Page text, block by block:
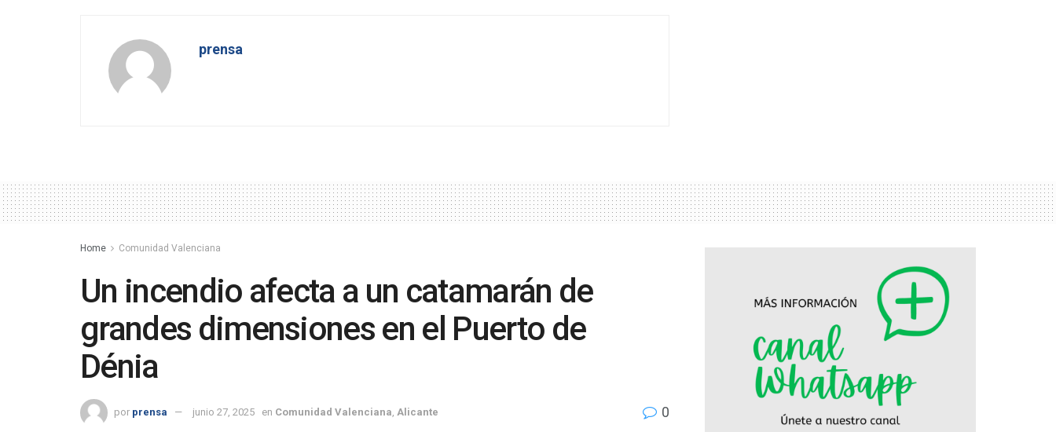
prensa
Home Comunidad Valenciana
Un incendio afecta a un catamarán de
grandes dimensiones en el Puerto de
Dénia
por prensa junio 27, 2025 en Comunidad Valenciana Alicante 0